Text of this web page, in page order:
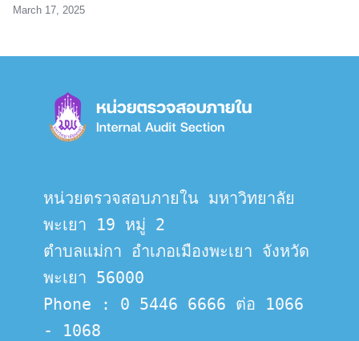
March 17, 2025
หน่วยตรวจสอบภายใน มหาวิทยาลัย
พะเยา 19 หมู่ 2
ตำบลแม่กา อำเภอเมืองพะเยา จังหวัด
พะเยา 56000
Phone : 0 5446 6666 ต่อ 1066
- 1068